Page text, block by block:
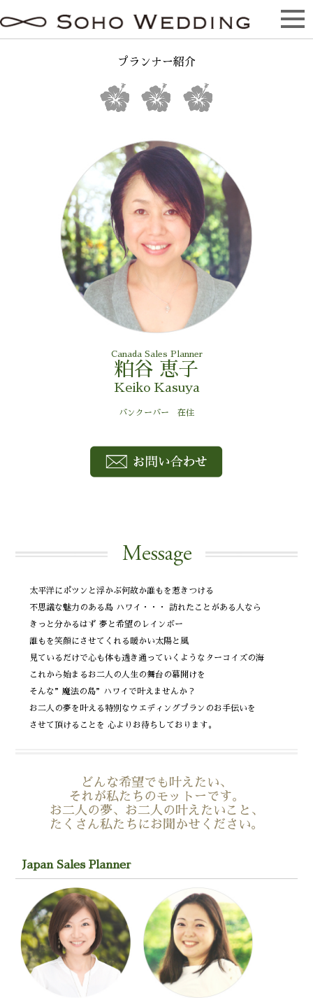
Planner
プランナー紹介
Canada Sales Planner
粕谷 恵子
Keiko Kasuya
バンクーバー 在住
太平洋にポツンと浮かぶ何故か誰もを惹きつける
不思議な魅力のある島 ハワイ・・・
訪れたことがある人なら
きっと分かるはず 夢と希望のレインボー
誰もを笑顔にさせてくれる 暖かい太陽と風
見ているだけで心も体も透き通っていくようなターコイズの海
これから始まるお二人の人生の舞台の幕開けを
そんな”魔法の島”ハワイで 叶えませんか？
お二人の夢を叶える特別な ウエディングプランのお手伝いを
させて頂けることを 心よりお待ちしております。
どんな希望でも叶えたい、
それが私たちのモットーです。
お二人の夢、 お二人の叶えたいこと、
たくさん私たちにお聞かせください。
Japan Sales Planner